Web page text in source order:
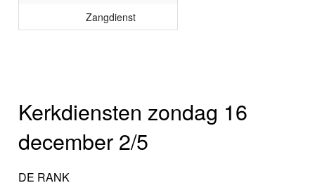
Zangdienst
Kerkdiensten zondag 16
december 2/5
DE RANK